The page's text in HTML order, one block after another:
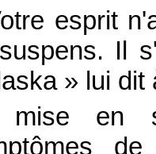
esprit
Il
» lui dit
en